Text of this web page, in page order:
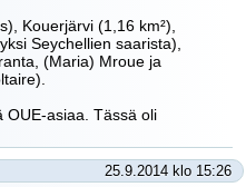
Kouerjärvi (1,16 km²),
Seychellien saarista),
(Maria) Mroue ja
OUE-asiaa. Tässä oli
25.9.2014 klo 15:26